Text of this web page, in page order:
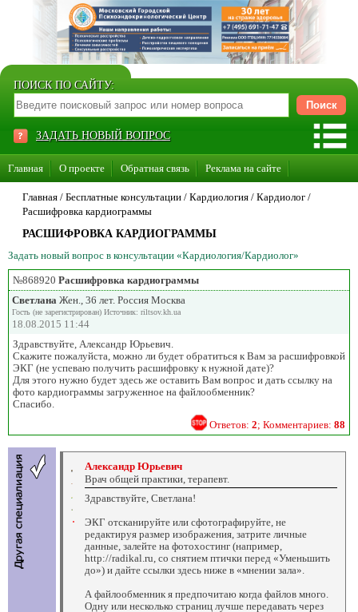
ПОИСК ПО САЙТУ:
ЗАДАТЬ НОВЫЙ ВОПРОС
Главная О проекте Обратная связь Реклама на сайте
Стать консультантом нашего сайта
Главная / Бесплатные консультации / Кардиология / Кардиолог /
Расшифровка кардиограммы
РАСШИФРОВКА КАРДИОГРАММЫ
Задать новый вопрос в консультации «Кардиология/Кардиолог»
№868920 Расшифровка кардиограммы
Светлана Жен., 36 лет. Россия Москва
Гость (не зарегистрирован) Источник: riltsov.kh.ua
18.08.2015 11:44
Здравствуйте, Александр Юрьевич.
Скажите пожалуйста, можно ли будет обратиться к Вам за расшифровкой
ЭКГ (не успеваю получить расшифровку к нужной дате)?
Для этого нужно будет здесь же оставить Вам вопрос и дать ссылку на
фото кардиограммы загруженное на файлообменник?
Спасибо.
Ответов: 2; Комментариев: 88
Александр Юрьевич
Врач общей практики, терапевт.
Здравствуйте, Светлана!
ЭКГ отсканируйте или сфотографируйте, не
редактируя размер изображения, затрите личные
данные, залейте на фотохостинг (например,
http://radikal.ru, со снятием птички перед «Уменьшить
до») и дайте ссылки здесь ниже в «мнении зала».
А файлообменник я предпочитаю когда файлов много.
Одну или несколько страниц лучше передавать через